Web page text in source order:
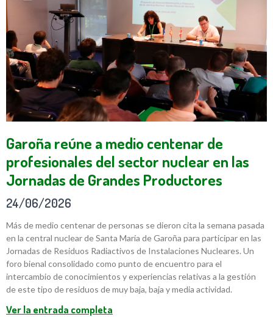
Garoña reúne a medio centenar de
profesionales del sector nuclear en las
Jornadas de Grandes Productores
24/06/2026
Más de medio centenar de personas se dieron cita la semana pasada
en la central nuclear de Santa María de Garoña para participar en las
Jornadas de Residuos Radiactivos de Instalaciones Nucleares. Un
foro bienal consolidado como punto de encuentro para el
intercambio de conocimientos y experiencias relativas a la gestión
de este tipo de residuos de muy baja, baja y media actividad.
Ver la entrada completa